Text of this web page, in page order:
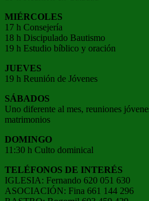
MIÉRCOLES
17 h Consejería
18 h Discipulado Bautismo
19 h Estudio bíblico y oración
JUEVES
19 h Reunión de Jóvenes
SÁBADOS
Uno diferente al mes, reuniones
matrimonios
DOMINGO
11:30 h Culto dominical
TELÉFONOS DE INTERÉS
IGLESIA: Fernando 620 051 630
ASOCIACIÓN: Fina 661 144 296